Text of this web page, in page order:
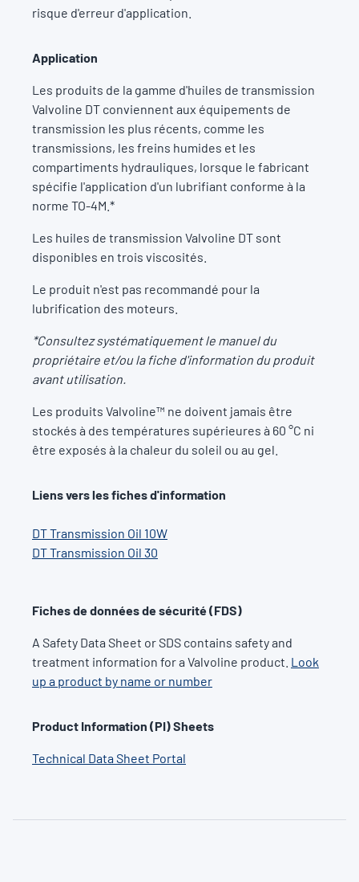
risque d'erreur d'application.
Application
Les produits de la gamme d'huiles de transmission
Valvoline DT conviennent aux équipements de
transmission les plus récents, comme les
transmissions, les freins humides et les
compartiments hydrauliques, lorsque le fabricant
spécifie l'application d'un lubrifiant conforme à la
norme TO-4M.*
Les huiles de transmission Valvoline DT sont
disponibles en trois viscosités.
Le produit n'est pas recommandé pour la
lubrification des moteurs.
*Consultez systématiquement le manuel du
propriétaire et/ou la fiche d'information du produit
avant utilisation.
Les produits Valvoline™ ne doivent jamais être
stockés à des températures supérieures à 60 °C ni
être exposés à la chaleur du soleil ou au gel.
Liens vers les fiches d'information
DT Transmission Oil 10W
DT Transmission Oil 30
Fiches de données de sécurité (FDS)
A Safety Data Sheet or SDS contains safety and
treatment information for a Valvoline product. Look
up a product by name or number
Product Information (PI) Sheets
Technical Data Sheet Portal